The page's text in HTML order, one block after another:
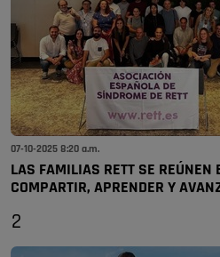
07-10-2025 8:20 a.m.
LAS FAMILIAS RETT SE REÚNEN
COMPARTIR, APRENDER Y
2